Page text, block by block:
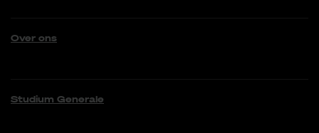
Over ons
Studium Generale